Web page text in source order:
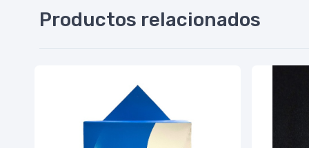
Productos relacionados